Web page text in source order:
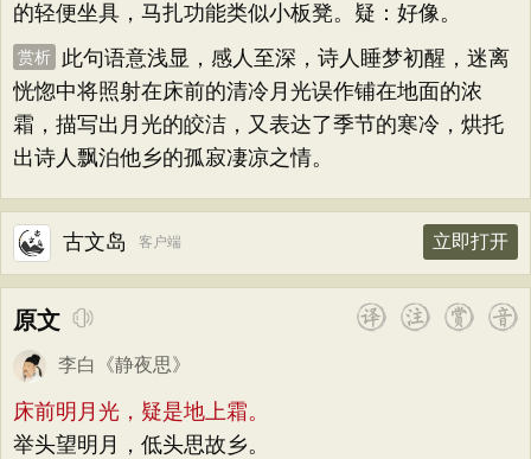
的轻便坐具，马扎功能类似小板凳。疑：好像。
赏析
此句语意浅显，感人至深，诗人睡梦初醒，迷离
恍惚中将照射在床前的清冷月光误作铺在地面的浓
霜，描写出月光的皎洁，又表达了季节的寒冷，烘托
出诗人飘泊他乡的孤寂凄凉之情。
古文岛 客户端 立即打开
原文
李白 《静夜思》
床前明月光，疑是地上霜。
举头望明月，低头思故乡。